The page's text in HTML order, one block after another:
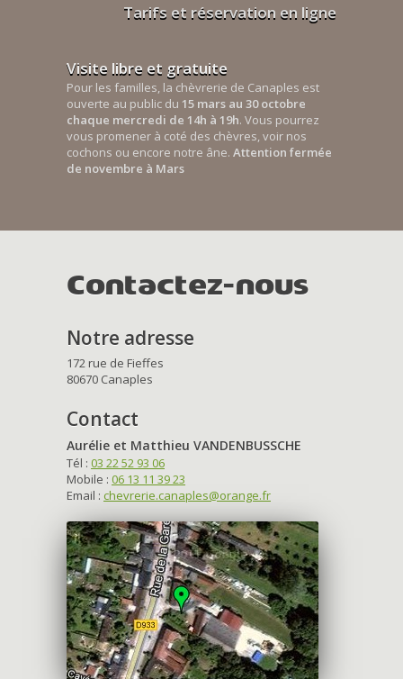
Tarifs et réservation en ligne
Visite libre et gratuite
Pour les familles, la chèvrerie de Canaples est
ouverte au public du 15 mars au 30 octobre
chaque mercredi de 14h à 19h. Vous pourrez
vous promener à coté des chèvres, voir nos
cochons ou encore notre âne. Attention fermée
de novembre à Mars
Contactez-nous
Notre adresse
172 rue de Fieffes
80670 Canaples
Contact
Aurélie et Matthieu VANDENBUSSCHE
Tél : 03 22 52 93 06
Mobile : 06 13 11 39 23
Email : chevrerie.canaples@orange.fr